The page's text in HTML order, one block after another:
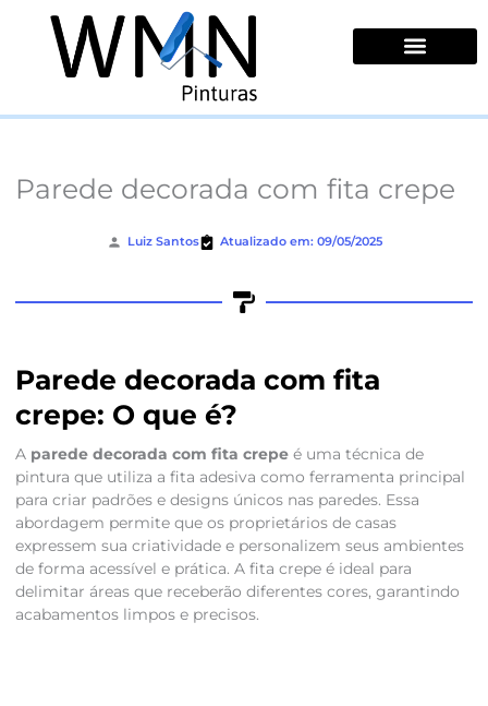
conteúdo
Parede decorada com fita crepe
Luiz Santos Atualizado em: 09/05/2025
Parede decorada com fita
crepe: O que é?
A parede decorada com fita crepeé uma técnica de
pintura que utiliza a fita adesiva como ferramenta principal
para criar padrões e designs únicos nas paredes. Essa
abordagem permite que os proprietários de casas
expressem sua criatividade e personalizem seus ambientes
de forma acessível e prática. A fita crepe é ideal para
delimitar áreas que receberão diferentes cores, garantindo
acabamentos limpos e precisos.